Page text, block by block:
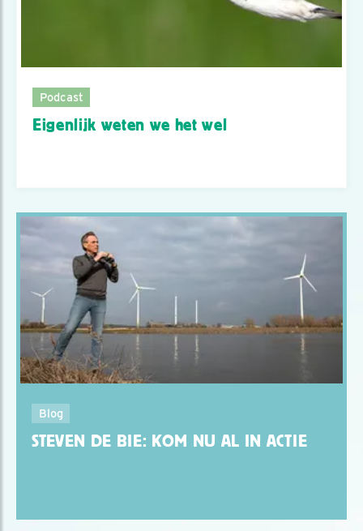
Podcast
Eigenlijk weten we het wel
Blog
STEVEN DE BIE: KOM NU AL IN ACTIE